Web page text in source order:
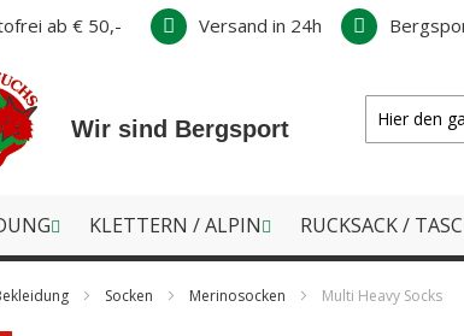
ab € 50,- Versand in 24h
Wir sind Bergsport
KLETTERN / ALPIN RUCKSACK /
Socken Merinosocken Multi Heavy Socks